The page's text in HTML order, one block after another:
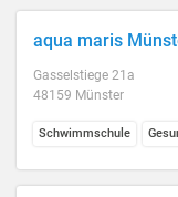
aqua maris
Gasselstiege 21a
48159 Münster
Schwimmschule